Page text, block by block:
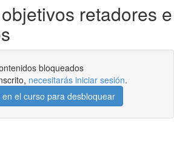
retadores e
bloqueados
necesitarás iniciar sesión.
el curso para desbloquear